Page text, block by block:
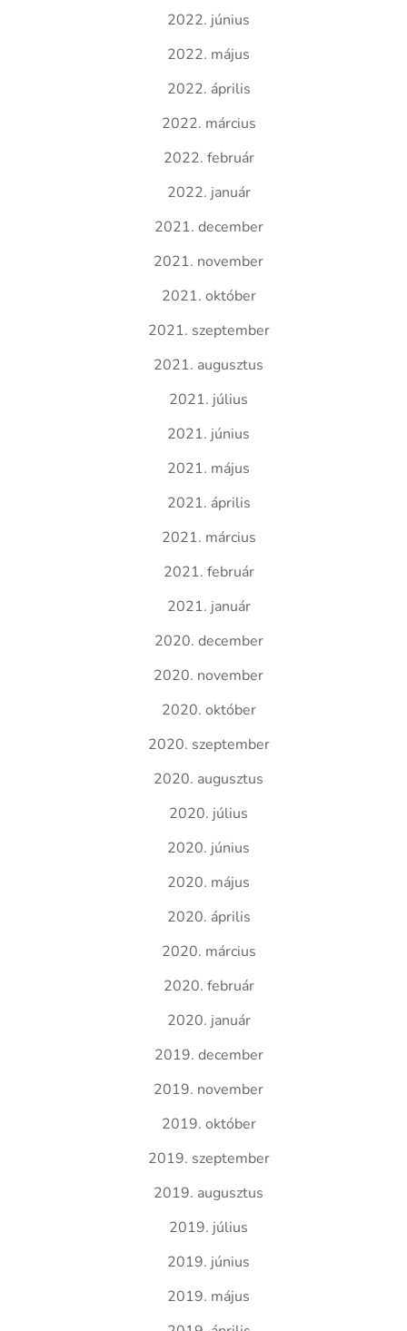
2022. június
2022. május
2022. április
2022. március
2022. február
2022. január
2021. december
2021. november
2021. október
2021. szeptember
2021. augusztus
2021. július
2021. június
2021. május
2021. április
2021. március
2021. február
2021. január
2020. december
2020. november
2020. október
2020. szeptember
2020. augusztus
2020. július
2020. június
2020. május
2020. április
2020. március
2020. február
2020. január
2019. december
2019. november
2019. október
2019. szeptember
2019. augusztus
2019. július
2019. június
2019. május